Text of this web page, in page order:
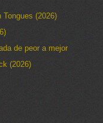
(2026)
de peor a mejor
(2026)